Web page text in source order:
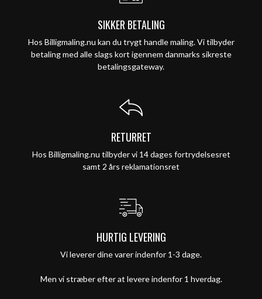
SIKKER BETALING
Hos Billigmaling.nu kan du trygt handle maling. Vi tilbyder
betaling med alle slags kort igennem danmarks sikreste
betalingsgateway.
RETURRET
Hos Billigmaling.nu tilbyder vi 14 dages fortrydelsesret
samt 2 års reklamationsret
HURTIG LEVERING
Vi leverer dine varer indenfor 1-3 dage.
Men vi stræber efter at levere indenfor 1 hverdag.